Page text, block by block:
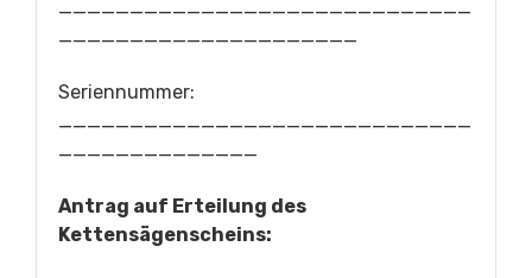
Seriennummer:
Antrag auf Erteilung des
Kettensägenscheins: